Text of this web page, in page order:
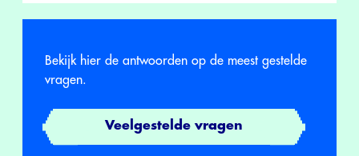
Bekijk hier de antwoorden op de meest gestelde
vragen.
Veelgestelde vragen